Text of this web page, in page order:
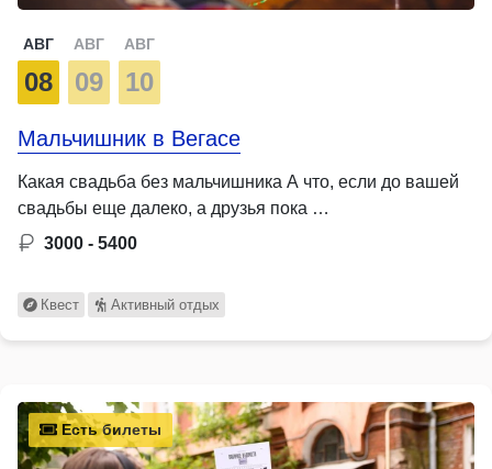
АВГ
08
АВГ
09
АВГ
10
Мальчишник в Вегасе
Какая свадьба без мальчишника А что, если до вашей
свадьбы еще далеко, а друзья пока …
3000 - 5400
Квест Активный отдых
Есть билеты